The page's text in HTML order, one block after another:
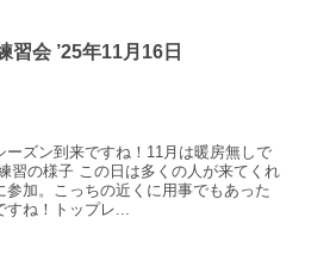
習会 ’25年11月16日
ズン到来ですね！11月は暖房無しで
習の様子 この日は多くの人が来てくれ
参加。こっちの近くに用事でもあった
ね！トップレ...